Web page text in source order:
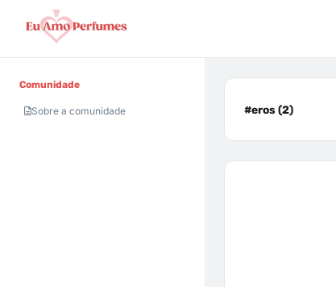
Comunidade
Sobre a comunidade #eros (2)